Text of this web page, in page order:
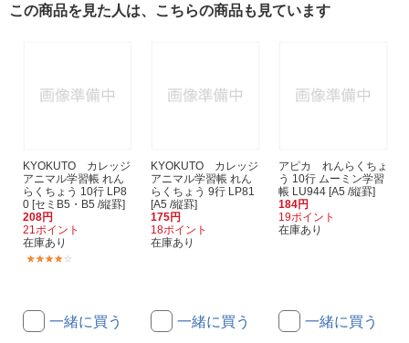
この商品を見た人は、こちらの商品も見ています
KYOKUTO カレッジ
アニマル学習帳 れん
らくちょう 10行 LP8
0 [セミB5・B5 /縦罫]
208円
21ポイント
在庫あり
一緒に買う
KYOKUTO カレッジ
アニマル学習帳 れん
らくちょう 9行 LP81
[A5 /縦罫]
175円
18ポイント
在庫あり
一緒に買う
アピカ れんらくちょ
う 10行 ムーミン学習
帳 LU944 [A5 /縦罫]
184円
19ポイント
在庫あり
一緒に買う